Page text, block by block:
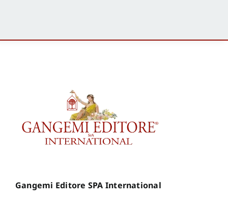
Gangemi Editore SPA International